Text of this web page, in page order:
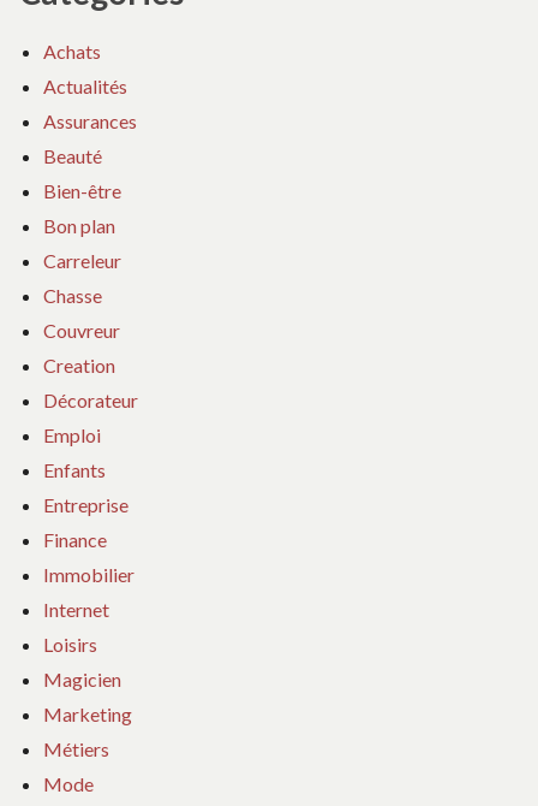
Achats
Actualités
Assurances
Beauté
Bien-être
Bon plan
Carreleur
Chasse
Couvreur
Creation
Décorateur
Emploi
Enfants
Entreprise
Finance
Immobilier
Internet
Loisirs
Magicien
Marketing
Métiers
Mode